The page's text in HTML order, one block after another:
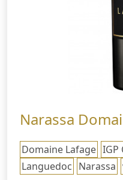
Narassa
Domaine Lafage IGP
Languedoc Narassa